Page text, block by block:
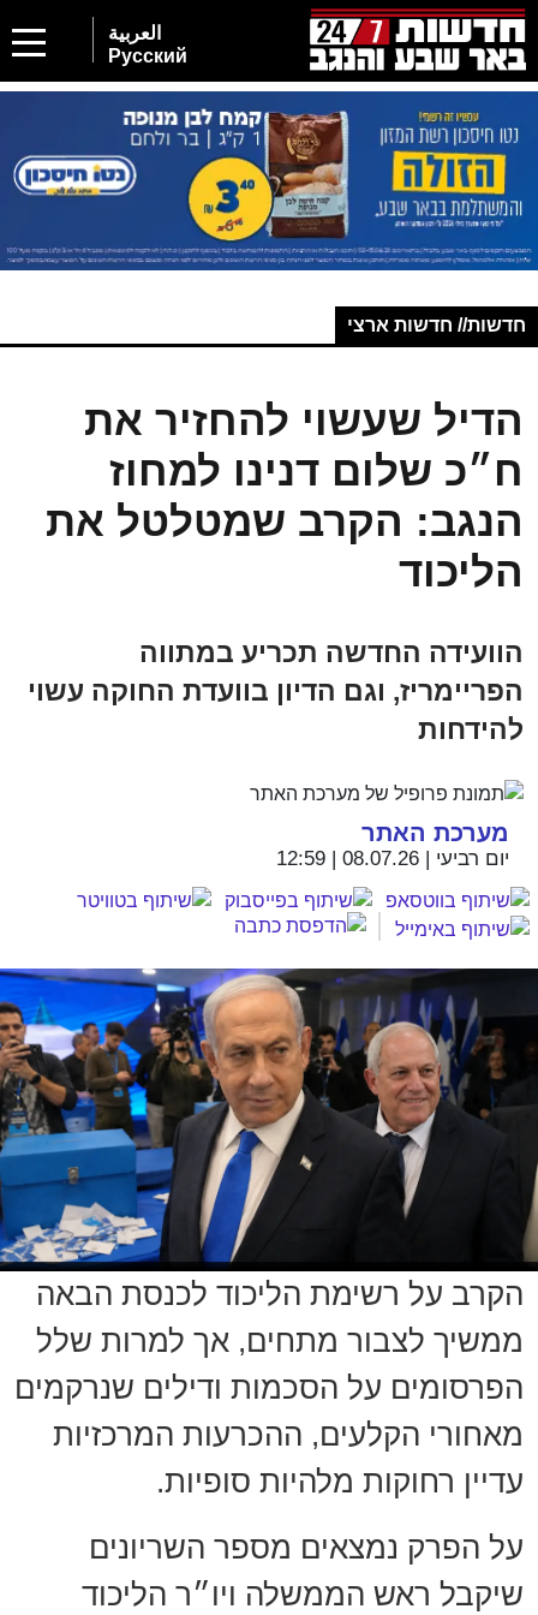
العربية
Русский
חדשות// חדשות ארצי
הדיל שעשוי להחזיר את
ח״כ שלום דנינו למחוז
הנגב: הקרב שמטלטל את
הליכוד
הוועידה החדשה תכריע במתווה
הפריימריז, וגם הדיון בוועדת החוקה עשוי
להידחות
מערכת האתר
יום רביעי | 08.07.26 | 12:59
הקרב על רשימת הליכוד לכנסת הבאה
ממשיך לצבור מתחים, אך למרות שלל
הפרסומים על הסכמות ודילים שנרקמים
מאחורי הקלעים, ההכרעות המרכזיות
עדיין רחוקות מלהיות סופיות.
על הפרק נמצאים מספר השריונים
שיקבל ראש הממשלה ויו״ר הליכוד